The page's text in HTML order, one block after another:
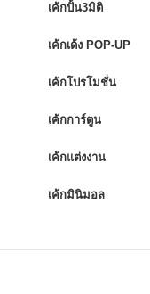
เค้กปั้น3มิติ
เค้กเด้ง POP-UP
เค้กโปรโมชั่น
เค้กการ์ตูน
เค้กแต่งงาน
เค้กมินิมอล